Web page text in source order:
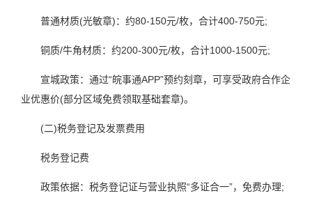
普通材质(光敏章)：约80-150元/枚，合计400-750元;
铜质/牛角材质：约200-300元/枚，合计1000-1500元;
宣城政策：通过“皖事通APP”预约刻章，可享受政府合作企
业优惠价(部分区域免费领取基础套章)。
(二)税务登记及发票费用
税务登记费
政策依据：税务登记证与营业执照“多证合一”，免费办理;